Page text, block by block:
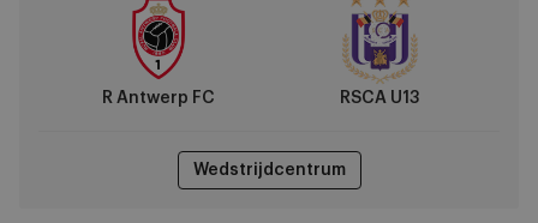
R Antwerp FC RSCA U13
Wedstrijdcentrum